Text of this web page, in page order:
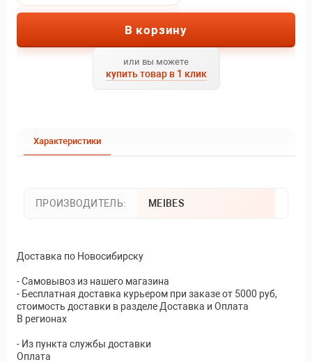
В корзину
или вы можете
купить товар в 1 клик
Характеристики
ПРОИЗВОДИТЕЛЬ: MEIBES
Доставка по Новосибирску
- Самовывоз из нашего магазина
- Бесплатная доставка курьером при заказе от 5000 руб,
стоимость доставки в разделе Доставка и Оплата
В регионах
- Из пункта службы доставки
Оплата